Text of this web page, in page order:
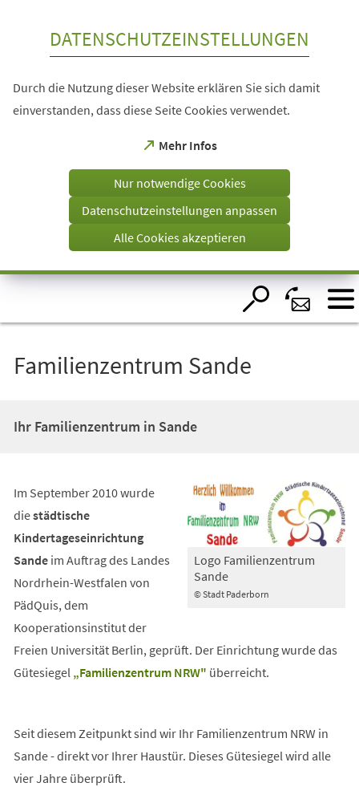
Visuelle
DATENSCHUTZEINSTELLUNGEN
Durch die Nutzung dieser Website erklären Sie sich damit
einverstanden, dass diese Seite Cookies verwendet.
Mehr Infos
(Öffnet
einem
Tab)
Nur notwendige Cookies
Datenschutzeinstellungen anpassen
Alle Cookies akzeptieren
Familienzentrum Sande
Ihr Familienzentrum in Sande
© Stadt Paderborn
Logo Familienzentrum
Sande
Im September 2010 wurde
diestädtische
Kindertageseinrichtung
Sandeim Auftrag des Landes
Nordrhein-Westfalen von
PädQuis, dem
Kooperationsinstitut der
Freien Universität Berlin, geprüft. Der Einrichtung wurde das
Gütesiegel „Familienzentrum NRW" überreicht.
Seit diesem Zeitpunkt sind wir Ihr Familienzentrum NRW in
Sande - direkt vor Ihrer Haustür. Dieses Gütesiegel wird alle
vier Jahre überprüft.